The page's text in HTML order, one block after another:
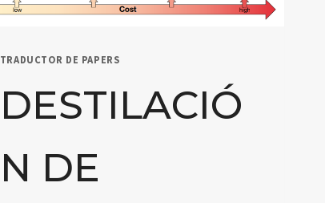
TRADUCTOR DE PAPERS
DESTILACIÓ
N DE